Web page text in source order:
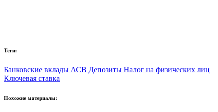
Теги:
Банковские вклады АСВ Депозиты Налог на физических лиц
Ключевая ставка
Похожие материалы: